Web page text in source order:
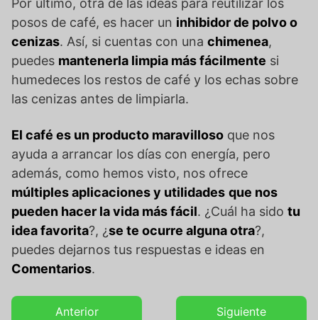
posos de café, es hacer un inhibidor de polvo o
cenizas. Así, si cuentas con una chimenea,
puedes mantenerla limpia más fácilmente si
humedeces los restos de café y los echas sobre
las cenizas antes de limpiarla.
El café es un producto maravilloso que nos
ayuda a arrancar los días con energía, pero
además, como hemos visto, nos ofrece
múltiples aplicaciones y utilidades que nos
pueden hacer la vida más fácil. ¿Cuál ha sido tu
idea favorita?, ¿se te ocurre alguna otra?,
puedes dejarnos tus respuestas e ideas en
Comentarios.
Anterior
Siguiente